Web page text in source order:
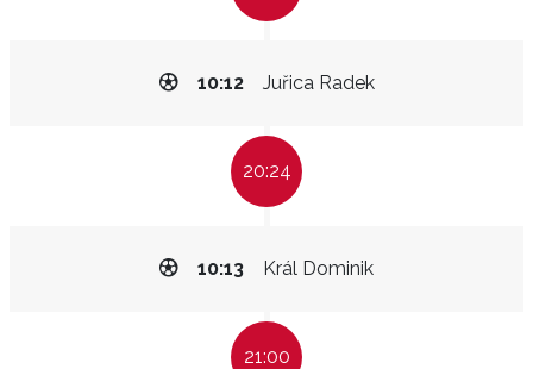
Juřica Radek
10:12
20:24
Král Dominik
10:13
21:00